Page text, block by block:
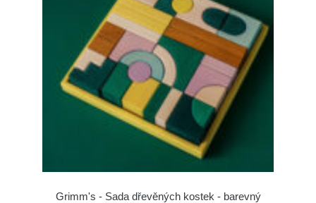
Grimm's - Sada dřevěných kostek - barevný